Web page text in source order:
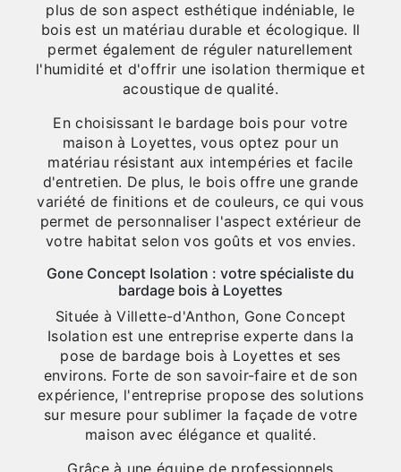
plus de son aspect esthétique indéniable, le
bois est un matériau durable et écologique. Il
permet également de réguler naturellement
l'humidité et d'offrir une isolation thermique et
acoustique de qualité.
En choisissant le bardage bois pour votre
maison à Loyettes, vous optez pour un
matériau résistant aux intempéries et facile
d'entretien. De plus, le bois offre une grande
variété de finitions et de couleurs, ce qui vous
permet de personnaliser l'aspect extérieur de
votre habitat selon vos goûts et vos envies.
Gone Concept Isolation : votre spécialiste du
bardage bois à Loyettes
Située à Villette-d'Anthon, Gone Concept
Isolation est une entreprise experte dans la
pose de bardage bois à Loyettes et ses
environs. Forte de son savoir-faire et de son
expérience, l'entreprise propose des solutions
sur mesure pour sublimer la façade de votre
maison avec élégance et qualité.
Grâce à une équipe de professionnels